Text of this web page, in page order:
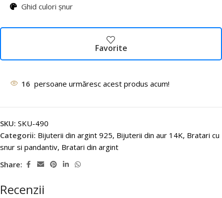
Ghid culori șnur
Favorite
16 persoane urmăresc acest produs acum!
SKU: SKU-490
Categorii: Bijuterii din argint 925, Bijuterii din aur 14K, Bratari cu
snur si pandantiv, Bratari din argint
Share:
Recenzii